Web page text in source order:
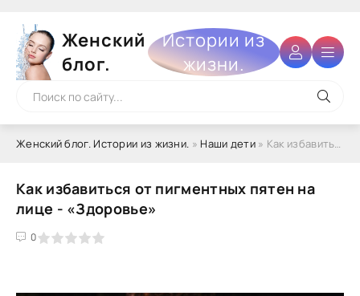
Женский
блог.
Истории из
жизни.
Женский блог. Истории из жизни. » Наши дети» Как избавиться от пигментных пятен на лице - «Здоровье»
Как избавиться от пигментных пятен на
лице - «Здоровье»
0
5